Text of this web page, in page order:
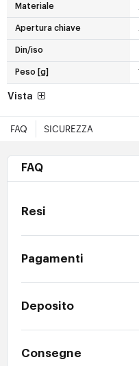
Materiale
Apertura chiave
Din/iso
Peso [g]
Vista
FAQ SICUREZZA
FAQ
Resi
Pagamenti
Deposito
Consegne